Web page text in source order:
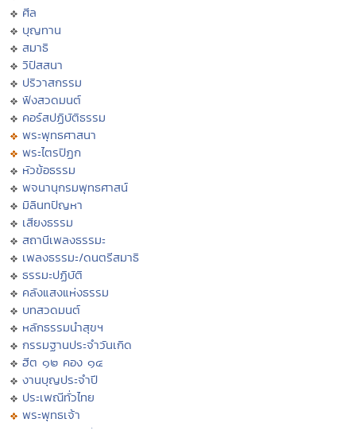
ศีล
บุญทาน
สมาธิ
วิปัสสนา
ปริวาสกรรม
ฟังสวดมนต์
คอร์สปฏิบัติธรรม
พระพุทธศาสนา
พระไตรปิฏก
หัวข้อธรรม
พจนานุกรมพุทธศาสน์
มิลินทปัญหา
เสียงธรรม
สถานีเพลงธรรมะ
เพลงธรรมะ/ดนตรีสมาธิ
ธรรมะปฏิบัติ
คลังแสงแห่งธรรม
บทสวดมนต์
หลักธรรมนำสุขฯ
กรรมฐานประจำวันเกิด
ฮีต ๑๒ คอง ๑๔
งานบุญประจำปี
ประเพณีทั่วไทย
พระพุทธเจ้า
ภาพพระพุทธประวัติ